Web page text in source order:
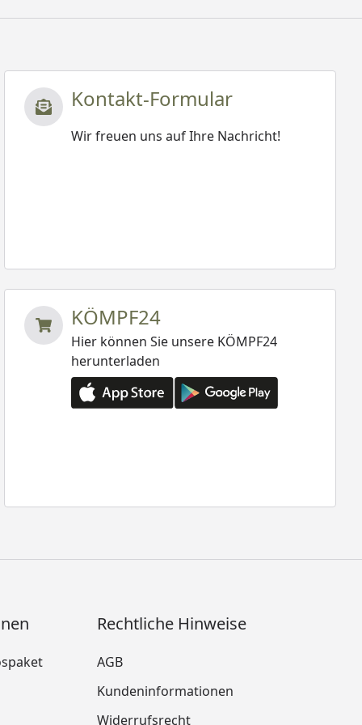
Kontakt-Formular
Wir freuen uns auf Ihre Nachricht!
KÖMPF24
Hier können Sie unsere KÖMPF24
herunterladen
Rechtliche Hinweise
AGB
Kundeninformationen
Widerrufsrecht